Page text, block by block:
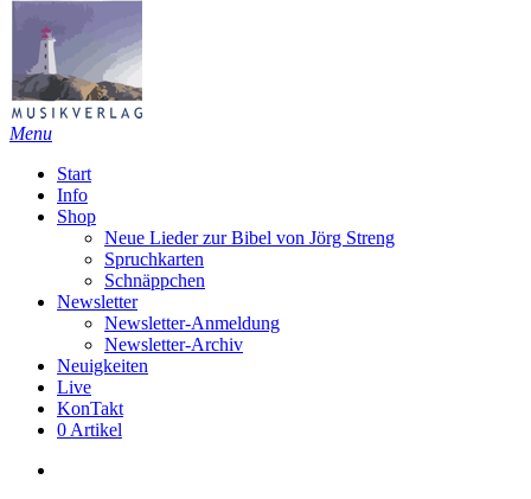
search
Menu
Start
Info
Shop
Neue Lieder zur Bibel von Jörg Streng
Spruchkarten
Schnäppchen
Newsletter
Newsletter-Anmeldung
Newsletter-Archiv
Neuigkeiten
Live
KonTakt
0 Artikel